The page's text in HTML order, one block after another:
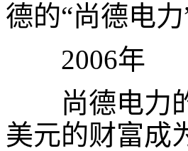
德的“尚德电
2006年
尚德电力的
美元的财富成